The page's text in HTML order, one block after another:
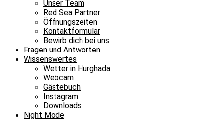
Unser Team
Red Sea Partner
Öffnungszeiten
Kontaktformular
Bewirb dich bei uns
Fragen und Antworten
Wissenswertes
Wetter in Hurghada
Webcam
Gästebuch
Instagram
Downloads
Night Mode